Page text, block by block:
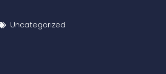
Uncategorized